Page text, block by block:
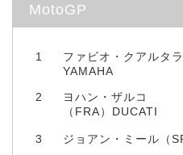
MotoGP
1
ファビオ・クアルタ
YAMAHA
2
ヨハン・ザルコ
（FRA）DUCATI
3 ジョアン・ミール（